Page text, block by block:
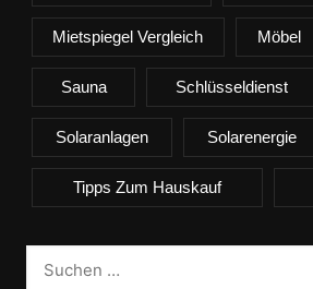
Mietspiegel Vergleich Möbel
Sauna Schlüsseldienst
Solaranlagen Solarenergie
Tipps Zum Hauskauf